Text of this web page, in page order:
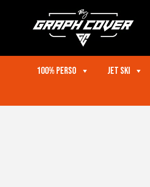
100% perso Jet ski